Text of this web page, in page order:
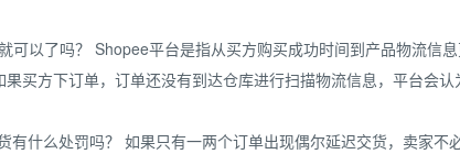
可以了吗？ Shopee平台是指从买方购买成功时间到产品物流信
买方下订单，订单还没有到达仓库进行扫描物流信息，平台会认
有什么处罚吗？ 如果只有一两个订单出现偶尔延迟交货，卖家